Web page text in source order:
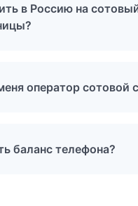
в Россию на
оператор сотовой
баланс телефона?